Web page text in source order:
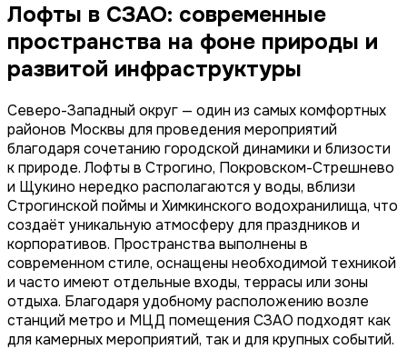
Лофты в СЗАО: современные
пространства на фоне природы и
развитой инфраструктуры
Северо-Западный округ — один из самых комфортных
районов Москвы для проведения мероприятий
благодаря сочетанию городской динамики и близости
к природе. Лофты в Строгино, Покровском-Стрешнево
и Щукино нередко располагаются у воды, вблизи
Строгинской поймы и Химкинского водохранилища, что
создаёт уникальную атмосферу для праздников и
корпоративов. Пространства выполнены в
современном стиле, оснащены необходимой техникой
и часто имеют отдельные входы, террасы или зоны
отдыха. Благодаря удобному расположению возле
станций метро и МЦД помещения СЗАО подходят как
для камерных мероприятий, так и для крупных событий.